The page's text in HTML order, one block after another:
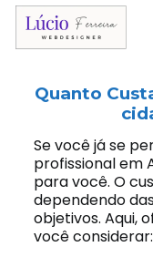
Quanto
Se você já se
profissional em
para você. O
dependendo
objetivos. Aqui,
você considerar: